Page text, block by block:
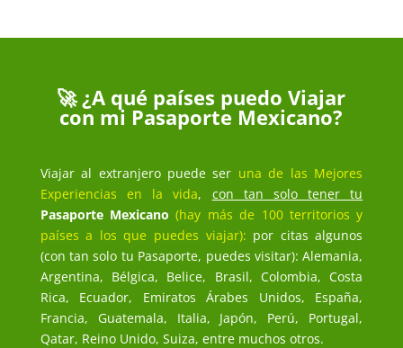
🚀 ¿A qué países puedo Viajar
con mi Pasaporte Mexicano?
Viajar al extranjero puede ser una de las Mejores
Experiencias en la vida, con tan solo tener tu
Pasaporte Mexicano (hay más de 100 territorios y
países a los que puedes viajar): por citas algunos
(con tan solo tu Pasaporte, puedes visitar): Alemania,
Argentina, Bélgica, Belice, Brasil, Colombia, Costa
Rica, Ecuador, Emiratos Árabes Unidos, España,
Francia, Guatemala, Italia, Japón, Perú, Portugal,
Qatar, Reino Unido, Suiza, entre muchos otros.